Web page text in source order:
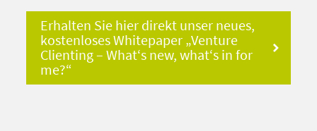
Erhalten Sie hier direkt unser neues,
kostenloses Whitepaper „Venture
Clienting – What‘s new, what‘s in for
me?“